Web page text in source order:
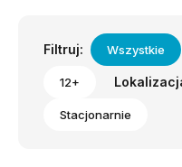
Filtruj: Wszystkie
12+
Stacjonarnie